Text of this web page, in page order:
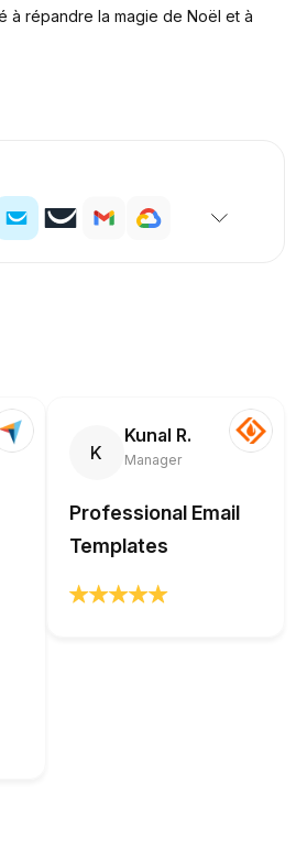
à répandre la magie de Noël et à
K
Kunal R.
Manager
Professional Email
Templates